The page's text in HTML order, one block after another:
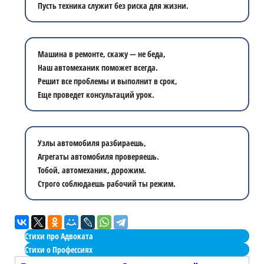
Пусть техника служит без риска для жизни.
Машина в ремонте, скажу — не беда,
Наш автомеханик поможет всегда.
Решит все проблемы и выполнит в срок,
Еще проведет консультаций урок.
Узлы автомобиля разбираешь,
Агрегаты автомобиля проверяешь.
Тобой, автомеханик, дорожим.
Строго соблюдаешь рабочий ты режим.
Стихи про Адвоката
Стихи о Профессиях